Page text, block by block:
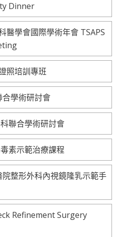
Dinner
醫學會國際學術年會 TSAPS
照培訓專班
合學術研討會
聯合學術研討會
素示範治療課程
整形外科內視鏡隆乳示範手
Refinement Surgery